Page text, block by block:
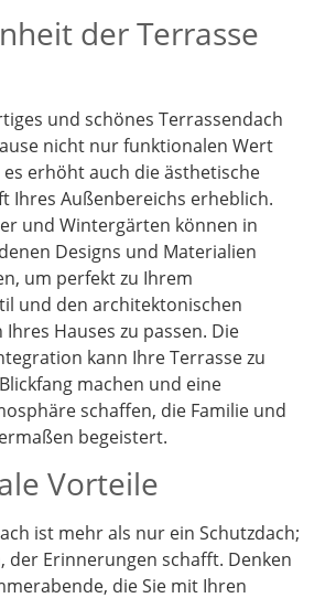
der Terrasse
und schönes Terrassendach
nicht nur funktionalen Wert
erhöht auch die ästhetische
Ihres Außenbereichs erheblich.
und Wintergärten können in
Designs und Materialien
um perfekt zu Ihrem
und den architektonischen
Hauses zu passen. Die
kann Ihre Terrasse zu
machen und eine
schaffen, die Familie und
begeistert.
Vorteile
ist mehr als nur ein Schutzdach;
der Erinnerungen schafft. Denken
die Sie mit Ihren